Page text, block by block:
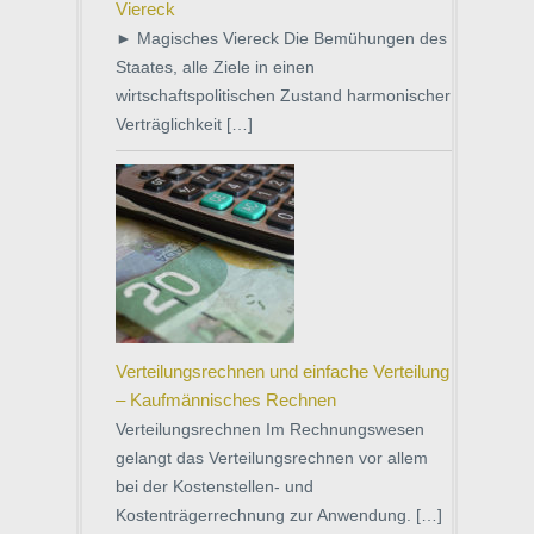
Viereck
► Magisches Viereck Die Bemühungen des
Staates, alle Ziele in einen
wirtschaftspolitischen Zustand harmonischer
Verträglichkeit […]
Verteilungsrechnen und einfache Verteilung
– Kaufmännisches Rechnen
Verteilungsrechnen Im Rechnungswesen
gelangt das Verteilungsrechnen vor allem
bei der Kostenstellen- und
Kostenträgerrechnung zur Anwendung. […]